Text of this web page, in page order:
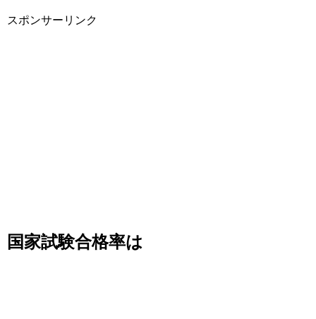
スポンサーリンク
国家試験合格率は